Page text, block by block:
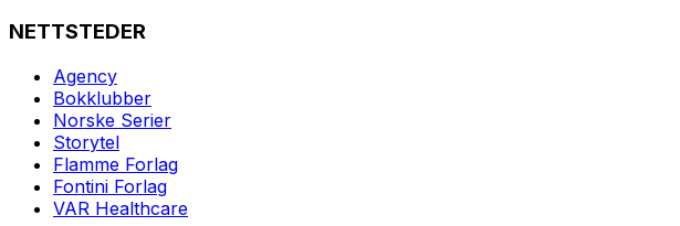
NETTSTEDER
Agency
Bokklubber
Norske Serier
Storytel
Flamme Forlag
Fontini Forlag
VAR Healthcare